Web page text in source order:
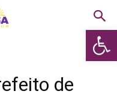
Abrir
de